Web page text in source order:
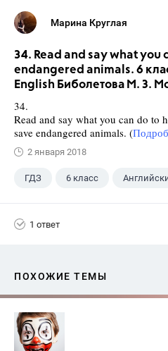
Марина Круглая
34. Read and say what you
endangered animals. 6
English Биболетова М. З.
34.
Read and say what you can do to
save endangered animals. (
2 января 2018
ГДЗ 6 класс
1 ответ
ПОХОЖИЕ ТЕМЫ